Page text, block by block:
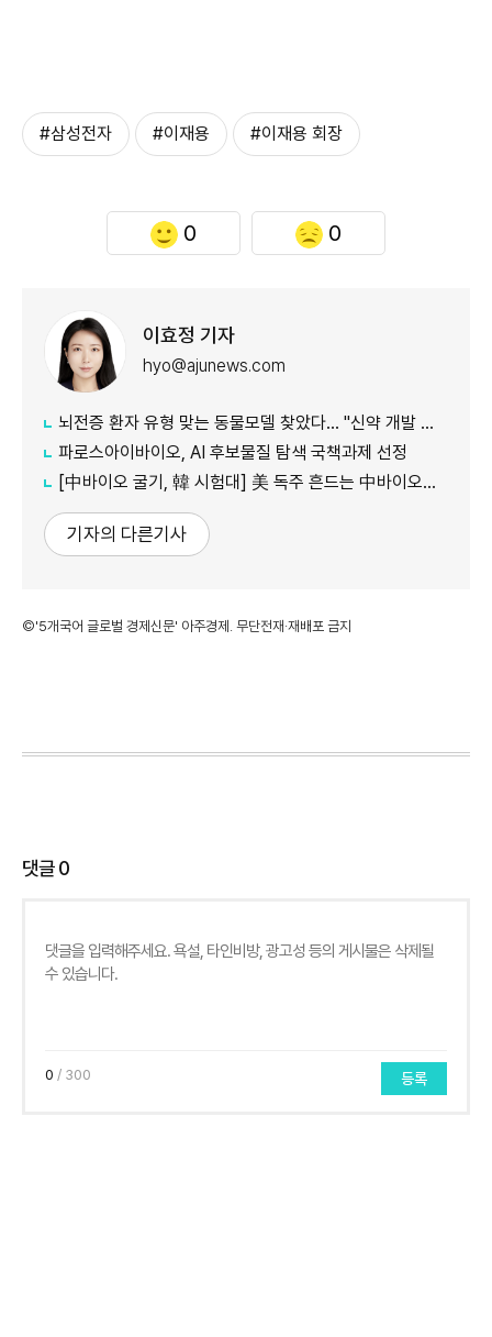
#삼성전자 #이재용 #이재용 회장
0 0
이효정 기자
hyo@ajunews.com
뇌전증 환자 유형 맞는 동물모델 찾았다… "신약 개발 정확도 향상 기대"
파로스아이바이오, AI 후보물질 탐색 국책과제 선정
[中바이오 굴기, 韓 시험대] 美 독주 흔드는 中바이오… 글로벌 신약 질서 재편
기자의 다른기사
©'5개국어 글로벌 경제신문' 아주경제. 무단전재·재배포 금지
댓글0
0 / 300 등록